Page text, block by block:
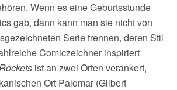
Wenn es eine Geburtsstunde
gab, dann kann man sie nicht von
Serie trennen, deren Stil
Comiczeichner inspiriert
ist an zwei Orten verankert,
Ort Palomar (Gilbert